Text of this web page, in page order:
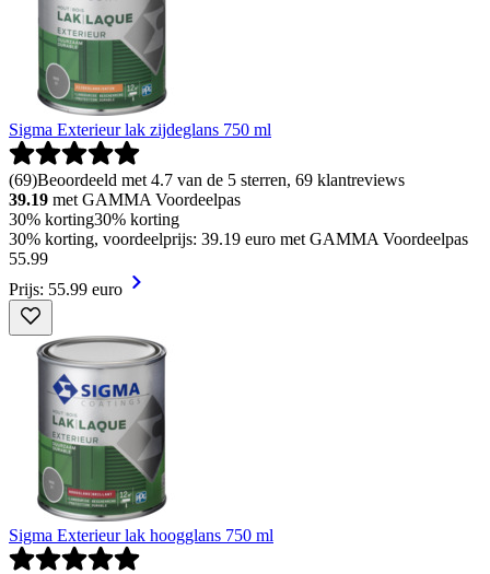
Sigma Exterieur lak zijdeglans 750 ml
(69)Beoordeeld met 4.7 van de 5 sterren, 69 klantreviews
39.19 met GAMMA Voordeelpas
30% korting30% korting
30% korting, voordeelprijs: 39.19 euro met GAMMA Voordeelpas
55.99
Prijs: 55.99 euro
Sigma Exterieur lak hoogglans 750 ml